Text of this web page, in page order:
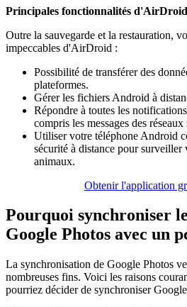
Principales fonctionnalités d'AirDroid
Outre la sauvegarde et la restauration,
impeccables d'AirDroid :
Possibilité de transférer des
plateformes.
Gérer les fichiers Android à
Répondre à toutes les
compris les messages des
Utiliser votre téléphone Android
sécurité à distance pour
animaux.
Obtenir l'application
Pourquoi synchroniser
Google Photos avec un
La synchronisation de Google Photos
nombreuses fins. Voici les raisons
pourriez décider de synchroniser